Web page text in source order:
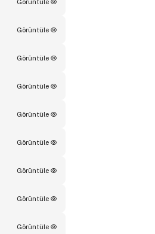
Görüntüle
Görüntüle
Görüntüle
Görüntüle
Görüntüle
Görüntüle
Görüntüle
Görüntüle